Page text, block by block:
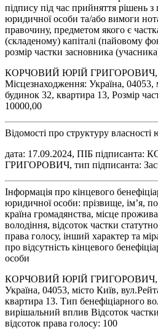
підпису під час прийняття рішень з
юридичної особи та/або вимоги
правочину, предметом якого є
(складеному) капіталі (пайовому
розмір частки засновника
КОРЧОВИЙ ЮРІЙ ГРИГОРОВИЧ,
Місцезнаходження: Україна, 04053,
будинок 32, квартира 13, Розмір
10000,00
Відомості про структуру
дата: 17.09.2024, ПІБ
ГРИГОРОВИЧ, тип підписанта:
Інформація про кінцевого
юридичної особи: прізвище, ім’я, по
країна громадянства, місце
володіння, відсоток частки
права голосу, інший характер та
про відсутність кінцевого
особи
КОРЧОВИЙ ЮРІЙ ГРИГОРОВИЧ,
Україна, 04053, місто Київ,
квартира 13. Тип бенефіціарного
вирішальний вплив Відсоток
відсоток права голосу: 100